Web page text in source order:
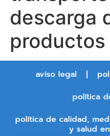
descarga
aviso legal
política
política de calidad,
y salud